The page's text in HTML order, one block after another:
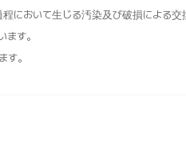
において生じる汚染及び破損による交
す。
。